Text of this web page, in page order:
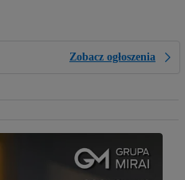
Zobacz ogłoszenia